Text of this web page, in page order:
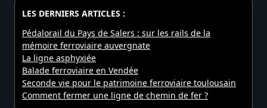
LES DERNIERS ARTICLES :
Pédalorail du Pays de Salers : sur les rails de la
mémoire ferroviaire auvergnate
La ligne asphyxiée
Balade ferroviaire en Vendée
Seconde vie pour le patrimoine ferroviaire toulousain
Comment fermer une ligne de chemin de fer ?